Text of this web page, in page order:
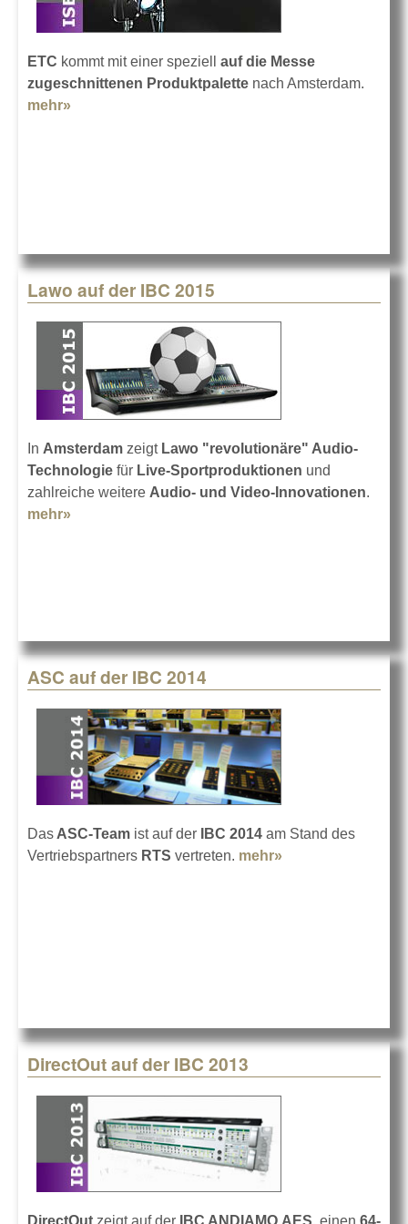
ETC kommt mit einer speziell auf die Messe
zugeschnittenen Produktpalette nach Amsterdam.
mehr»
Lawo auf der IBC 2015
In Amsterdam zeigt Lawo "revolutionäre" Audio-
Technologie für Live-Sportproduktionen und
zahlreiche weitere Audio- und Video-Innovationen.
mehr»
ASC auf der IBC 2014
Das ASC-Team ist auf der IBC 2014 am Stand des
Vertriebspartners RTS vertreten. mehr»
DirectOut auf der IBC 2013
DirectOut zeigt auf der IBC ANDIAMO.AES, einen 64-